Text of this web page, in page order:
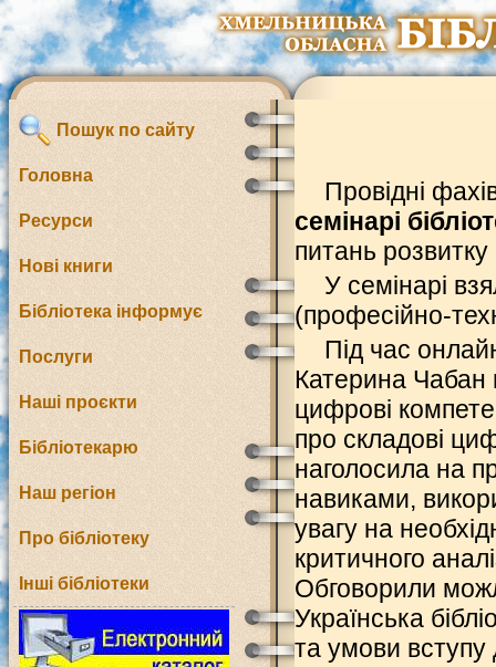
Пошук по сайту
Головна
Ресурси
Нові книги
Бібліотека інформує
Послуги
Наші проєкти
Бібліотекарю
Наш регіон
Про бібліотеку
Інші бібліотеки
Провідні
семінарі
питань
У семінарі
(професійно-
Під час
Катерина Чабан
цифрові
про складові
наголосила на
навиками,
увагу на
критичного
Обговорили
Українська
та умови вступу